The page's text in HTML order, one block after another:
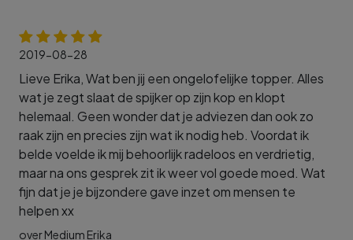
2019-08-28
Lieve Erika, Wat ben jij een ongelofelijke topper. Alles
wat je zegt slaat de spijker op zijn kop en klopt
helemaal. Geen wonder dat je adviezen dan ook zo
raak zijn en precies zijn wat ik nodig heb. Voordat ik
belde voelde ik mij behoorlijk radeloos en verdrietig,
maar na ons gesprek zit ik weer vol goede moed. Wat
fijn dat je je bijzondere gave inzet om mensen te
helpen xx
over Medium Erika